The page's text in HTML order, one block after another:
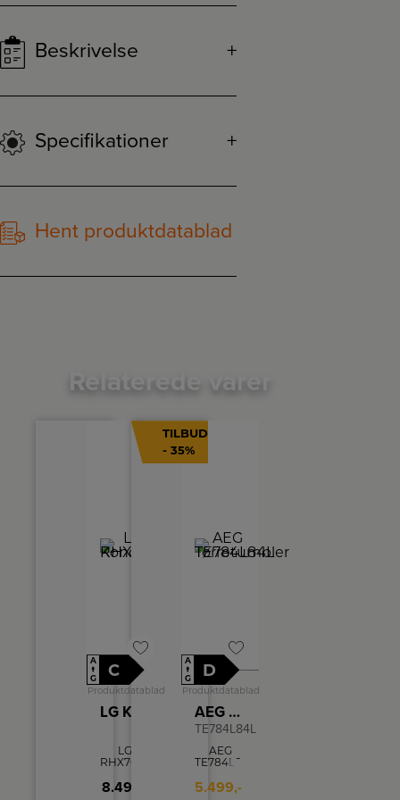
Beskrivelse
Specifikationer
Hent produktdatablad
Relaterede varer
A
↑
G
C
Produktdatablad
LG
RHX7010TWS
kg
varmepumpetørretumbler
8.499,-
TILBUD
- 35%
A
↑
G
D
Produktdatablad
AEG Tørretumbler
TE784L84L
AEG
TE784L84L
kg
varmepumpe-
5.499,-